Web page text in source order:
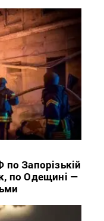
Запорізькій
по Одещині —